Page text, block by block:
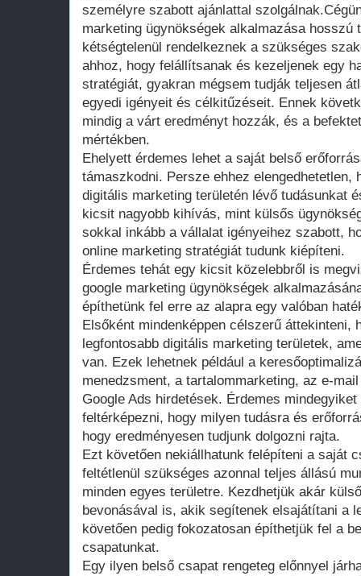
személyre szabott ajánlattal
marketing ügynökségek alkalmazása hosszú
kétségtelenül rendelkeznek a szükséges
ahhoz, hogy felállítsanak és kezeljenek egy
stratégiát, gyakran mégsem tudják teljesen
egyedi igényeit és célkitűzéseit. Ennek
mindig a várt eredményt hozzák, és a
mértékben.
Ehelyett érdemes lehet a saját belső
támaszkodni. Persze ehhez elengedhetetlen,
digitális marketing területén lévő tudásunkat
kicsit nagyobb kihívás, mint külsős
sokkal inkább a vállalat igényeihez szabott,
online marketing stratégiát tudunk kiépíteni.
Érdemes tehát egy kicsit közelebbről is
google marketing ügynökségek
építhetünk fel erre az alapra egy valóban
Elsőként mindenképpen célszerű áttekinteni,
legfontosabb digitális marketing területek,
van. Ezek lehetnek például a
menedzsment, a tartalommarketing, az e-
Google Ads hirdetések. Érdemes
feltérképezni, hogy milyen tudásra és
hogy eredményesen tudjunk dolgozni rajta.
Ezt követően nekiállhatunk felépíteni a saját
feltétlenül szükséges azonnal teljes állású
minden egyes területre. Kezdhetjük akár
bevonásával is, akik segítenek elsajátítani a
követően pedig fokozatosan építhetjük fel a
csapatunkat.
Egy ilyen belső csapat rengeteg előnnyel